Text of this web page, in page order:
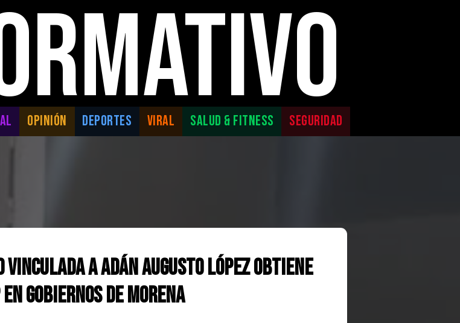
OPINIÓN DEPORTES VIRAL SALUD & FITNESS SEGURIDAD
a Adán Augusto López obtiene
gobiernos de Morena